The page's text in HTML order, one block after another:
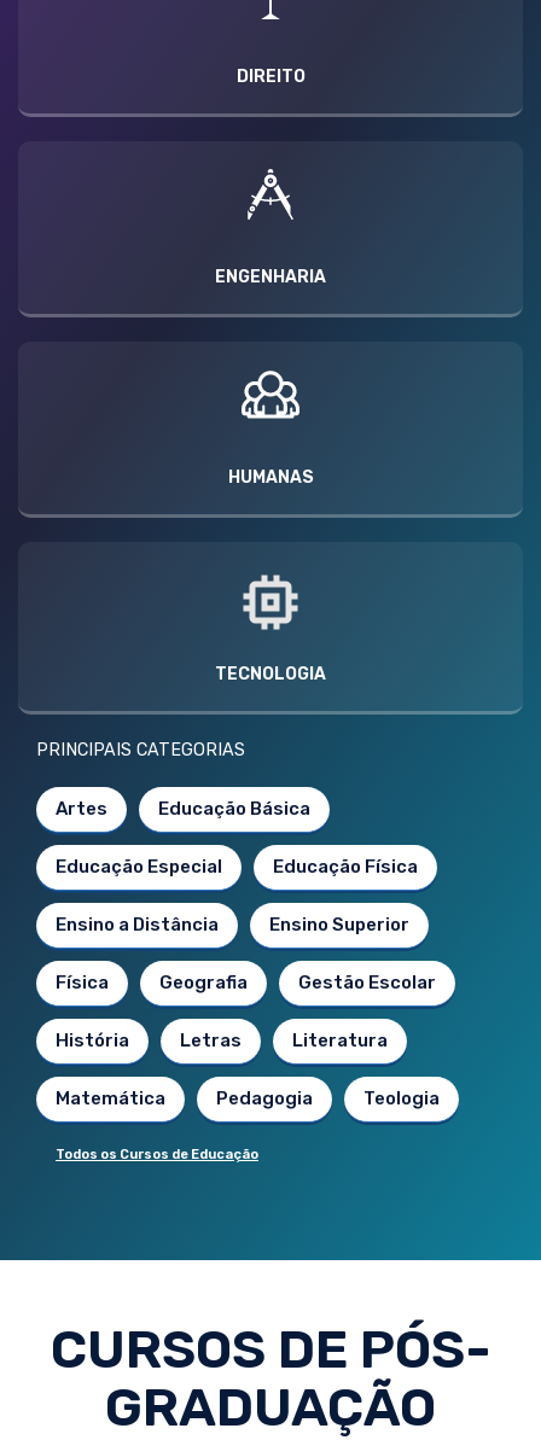
DIREITO
ENGENHARIA
HUMANAS
TECNOLOGIA
PRINCIPAIS CATEGORIAS
Artes Educação Básica
Educação Especial Educação Física
Ensino a Distância Ensino Superior
Física Geografia Gestão Escolar
História Letras Literatura
Matemática Pedagogia Teologia
Todos os Cursos de Educação
CURSOS DE PÓS-
GRADUAÇÃO